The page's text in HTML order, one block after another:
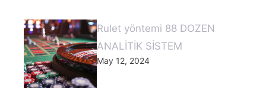
Rulet yöntemi 88 DOZEN
ANALİTİK SİSTEM
May 12, 2024